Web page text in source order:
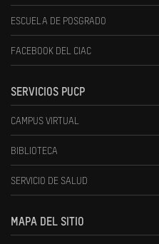
ESCUELA DE POSGRADO
FACEBOOK DEL CIAC
SERVICIOS PUCP
CAMPUS VIRTUAL
BIBLIOTECA
SERVICIO DE SALUD
MAPA DEL SITIO